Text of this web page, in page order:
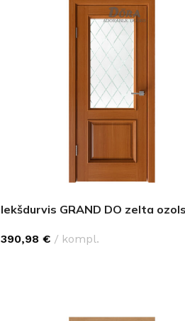
Iekšdurvis GRAND DO zelta ozols
390,98 € kompl.